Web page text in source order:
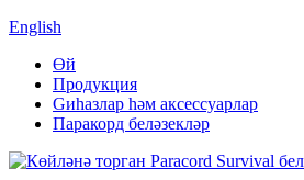
English
Өй
Продукция
Gиһазлар һәм аксессуарлар
Паракорд беләзекләр